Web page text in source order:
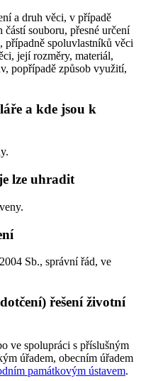
a druh věci, v případě
souboru, přesné určení
případně spoluvlastníků věci
její rozměry, materiál,
popřípadě způsob využití,
a kde jsou k
lze uhradit
Sb., správní řád, ve
řešení životní
ve spolupráci s příslušným
úřadem, obecním úřadem
památkovým ústavem.